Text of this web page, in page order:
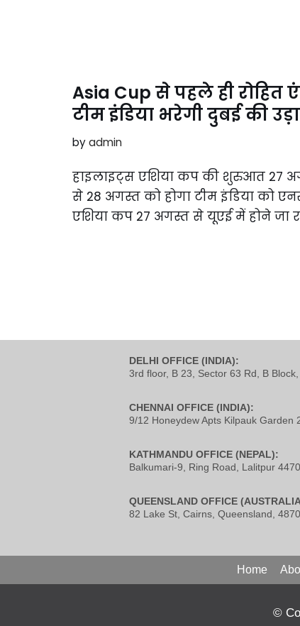
Asia Cup से पहले ही रोहित
टीम इंडिया भरेगी दुबई की
byadmin
हाइलाइट्स एशिया कप की शुरुआत 27
से 28 अगस्त को होगा टीम इंडिया को
एशिया कप 27 अगस्त से यूएई में होने जा
DELHI OFFICE (INDIA):
3rd floor, B 23, Sector 63 Rd, B
CHENNAI OFFICE (INDIA):
9/12 Honeydew Apts Kilpauk Garden
KATHMANDU OFFICE (NEPAL):
Balkumari-9, Ring Road, Lalitpur
QUEENSLAND OFFICE
82 Lake St, Cairns, Queensland,
Home
©